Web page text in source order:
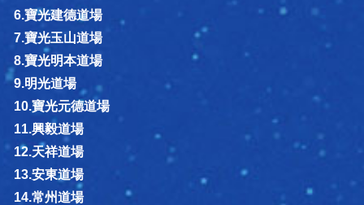
6.寶光建德道場
7.寶光玉山道場
8.寶光明本道場
9.明光道場
10.寶光元德道場
11.興毅道場
12.天祥道場
13.安東道場
14.常州道場